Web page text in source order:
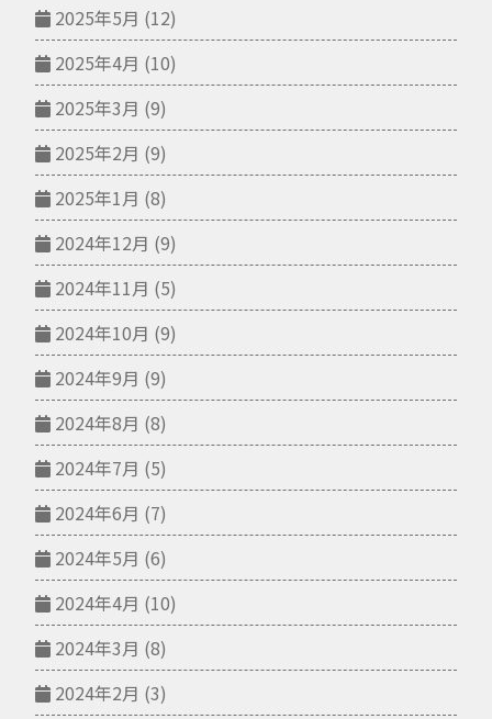
2025年5月 (12)
2025年4月 (10)
2025年3月 (9)
2025年2月 (9)
2025年1月 (8)
2024年12月 (9)
2024年11月 (5)
2024年10月 (9)
2024年9月 (9)
2024年8月 (8)
2024年7月 (5)
2024年6月 (7)
2024年5月 (6)
2024年4月 (10)
2024年3月 (8)
2024年2月 (3)